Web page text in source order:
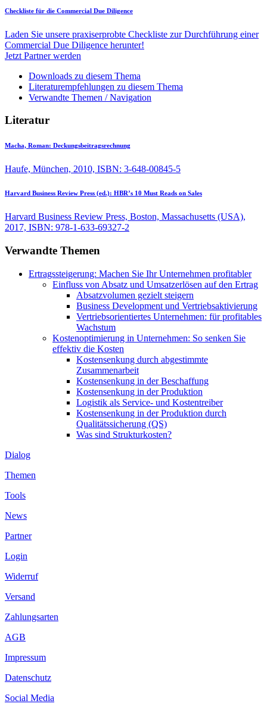
Checkliste für die Commercial Due Diligence
Laden Sie unsere praxiserprobte Checkliste zur Durchführung einer
Commercial Due Diligence herunter!
Jetzt Partner werden
Downloads zu diesem Thema
Literaturempfehlungen zu diesem Thema
Verwandte Themen / Navigation
Literatur
Macha, Roman: Deckungsbeitragsrechnung
Haufe, München, 2010, ISBN: 3-648-00845-5
Harvard Business Review Press (ed.): HBR’s 10 Must Reads on Sales
Harvard Business Review Press, Boston, Massachusetts (USA),
2017, ISBN: 978-1-633-69327-2
Verwandte Themen
Ertragssteigerung: Machen Sie Ihr Unternehmen profitabler
Einfluss von Absatz und Umsatzerlösen auf den Ertrag
Absatzvolumen gezielt steigern
Business Development und Vertriebsaktivierung
Vertriebsorientiertes Unternehmen: für profitables
Wachstum
Kostenoptimierung in Unternehmen: So senken Sie
effektiv die Kosten
Kostensenkung durch abgestimmte
Zusammenarbeit
Kostensenkung in der Beschaffung
Kostensenkung in der Produktion
Logistik als Service- und Kostentreiber
Kostensenkung in der Produktion durch
Qualitätssicherung (QS)
Was sind Strukturkosten?
Dialog
Themen
Tools
News
Partner
Login
Widerruf
Versand
Zahlungsarten
AGB
Impressum
Datenschutz
Social Media